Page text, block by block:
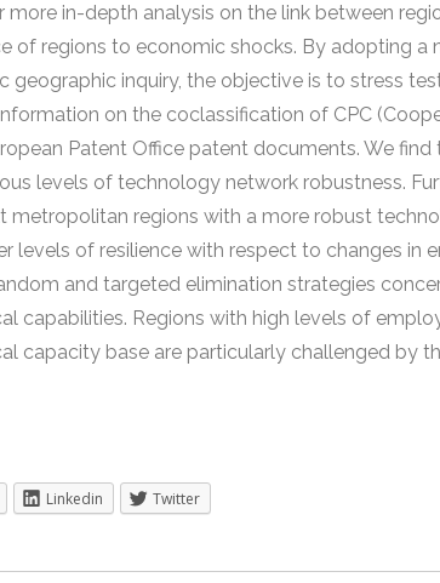
more in-depth analysis on the link between
of regions to economic shocks. By adopting
geographic inquiry, the objective is to stress
on the coclassification of CPC
Patent Office patent documents. We
levels of technology network robustness.
metropolitan regions with a more robust
levels of resilience with respect to changes in
and targeted elimination strategies
capabilities. Regions with high levels of
capacity base are particularly challenged by
Linkedin Twitter